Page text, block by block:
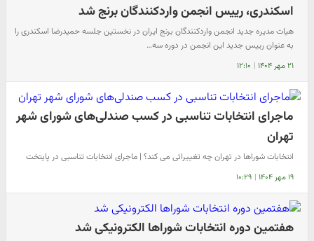
اسکندرى، رییس انجمن واردکنندگان برنج شد
هیات مدیره جدید انجمن واردکنندگان برنج ایران در نخستین جلسه حمیدرضا اسکندری را
به عنوان رییس جدید این انجمن در دوره سه…
۲۱ مهر ۱۴۰۴ | ۱۲:۱۰
ماجرای انتخابات تناسبی در کسب صندلی‌های شورای شهر
تهران
انتخابات شوراها در تهران چه تغییراتی می کند؟ | ماجرای انتخابات تناسبی در پایتخت
۱۹ مهر ۱۴۰۴ | ۱۰:۲۹
هفتمین دوره انتخابات شوراها الکترونیکی شد